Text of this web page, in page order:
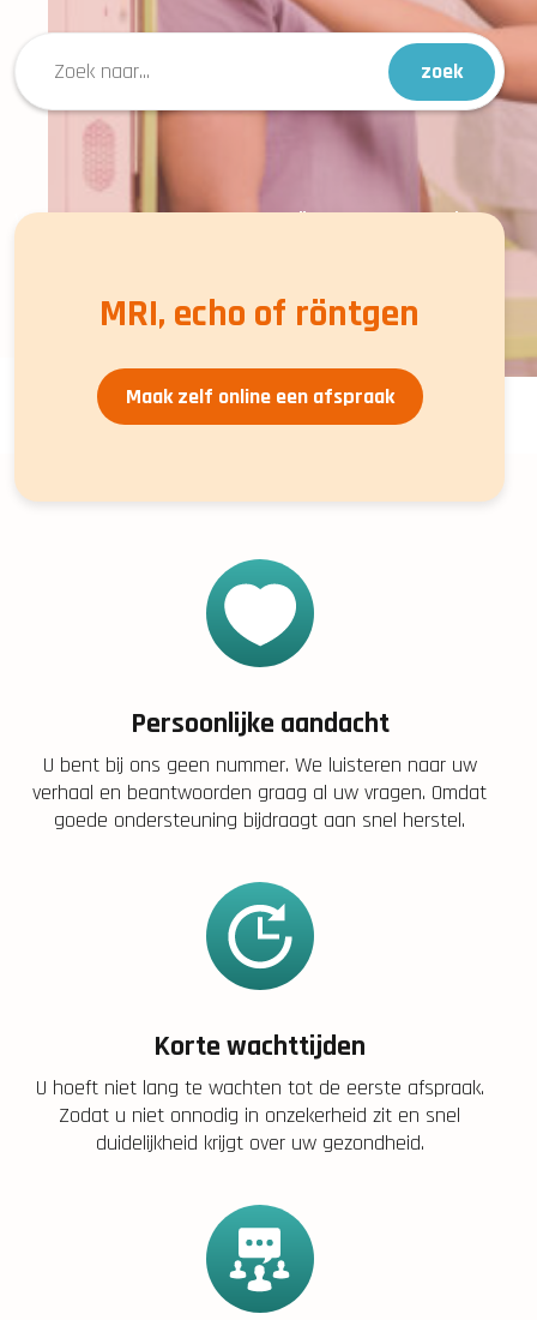
Veelgezochte
MRI-
Röntgen Echo
MRI, echo of röntgen
Maak zelf online een afspraak
Persoonlijke aandacht
U bent bij ons geen nummer. We luisteren naar uw
verhaal en beantwoorden graag al uw vragen. Omdat
goede ondersteuning bijdraagt aan snel herstel.
Korte wachttijden
U hoeft niet lang te wachten tot de eerste afspraak.
Zodat u niet onnodig in onzekerheid zit en snel
duidelijkheid krijgt over uw gezondheid.